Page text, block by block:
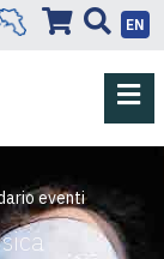
EN
eventi